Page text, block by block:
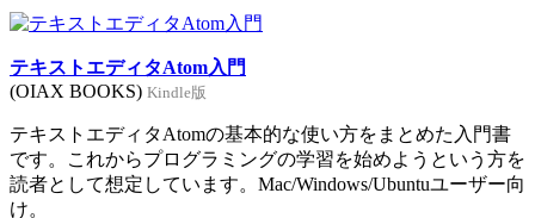
テキストエディタAtom入門
(OIAX BOOKS) Kindle版
テキストエディタAtomの基本的な使い方をまとめた入門書
です。これからプログラミングの学習を始めようという方を
読者として想定しています。Mac/Windows/Ubuntuユーザー向
け。